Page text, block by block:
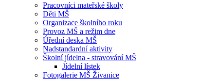
Pracovníci mateřské školy
Děti MŠ
Organizace školního roku
Provoz MŠ a režim dne
Úřední deska MŠ
Nadstandardní aktivity
Školní jídelna - stravování MŠ
Jídelní lístek
Fotogalerie MŠ Živanice